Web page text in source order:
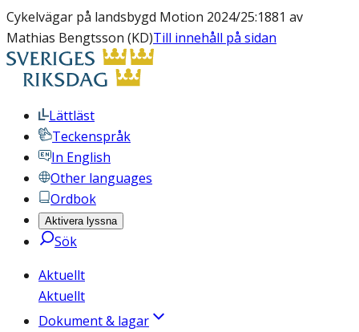
Cykelvägar på landsbygd Motion 2024/25:1881 av
Mathias Bengtsson (KD)Till innehåll på sidan
Lättläst
Teckenspråk
In English
Other languages
Ordbok
Aktivera lyssna
Sök
Aktuellt
Aktuellt
Dokument & lagar